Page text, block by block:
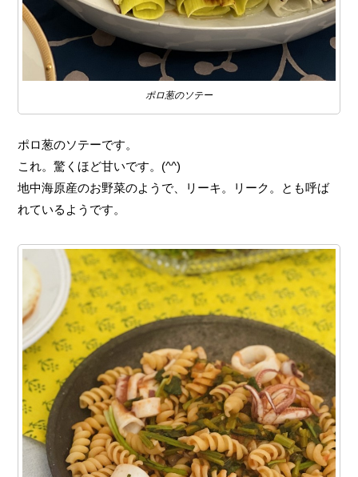
ポロ葱のソテー
ポロ葱のソテーです。
これ。驚くほど甘いです。(^^)
地中海原産のお野菜のようで、リーキ。リーク。とも呼ば
れているようです。